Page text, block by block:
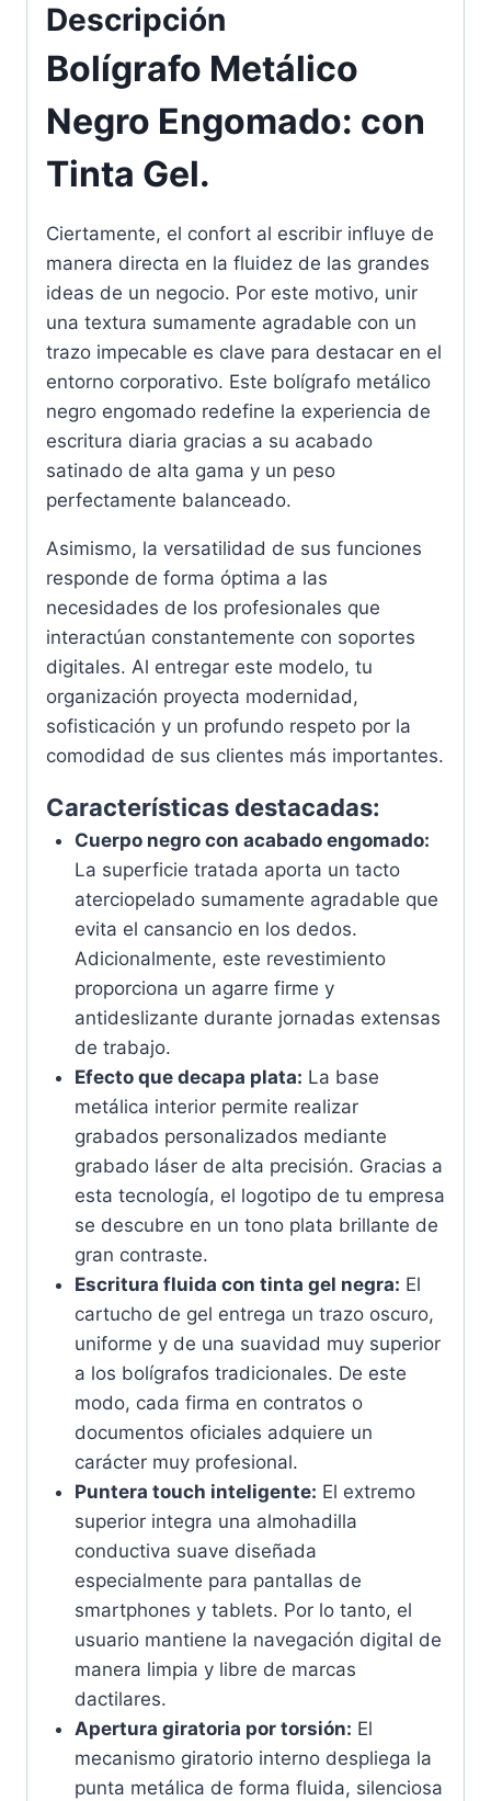
Descripción
Bolígrafo Metálico
Negro Engomado: con
Tinta Gel.
Ciertamente, el confort al escribir influye de
manera directa en la fluidez de las grandes
ideas de un negocio. Por este motivo, unir
una textura sumamente agradable con un
trazo impecable es clave para destacar en el
entorno corporativo. Este bolígrafo metálico
negro engomado redefine la experiencia de
escritura diaria gracias a su acabado
satinado de alta gama y un peso
perfectamente balanceado.
Asimismo, la versatilidad de sus funciones
responde de forma óptima a las
necesidades de los profesionales que
interactúan constantemente con soportes
digitales. Al entregar este modelo, tu
organización proyecta modernidad,
sofisticación y un profundo respeto por la
comodidad de sus clientes más importantes.
Características destacadas:
Cuerpo negro con acabado engomado:
La superficie tratada aporta un tacto
aterciopelado sumamente agradable que
evita el cansancio en los dedos.
Adicionalmente, este revestimiento
proporciona un agarre firme y
antideslizante durante jornadas extensas
de trabajo.
Efecto que decapa plata: La base
metálica interior permite realizar
grabados personalizados mediante
grabado láser de alta precisión. Gracias a
esta tecnología, el logotipo de tu empresa
se descubre en un tono plata brillante de
gran contraste.
Escritura fluida con tinta gel negra: El
cartucho de gel entrega un trazo oscuro,
uniforme y de una suavidad muy superior
a los bolígrafos tradicionales. De este
modo, cada firma en contratos o
documentos oficiales adquiere un
carácter muy profesional.
Puntera touch inteligente: El extremo
superior integra una almohadilla
conductiva suave diseñada
especialmente para pantallas de
smartphones y tablets. Por lo tanto, el
usuario mantiene la navegación digital de
manera limpia y libre de marcas
dactilares.
Apertura giratoria por torsión: El
mecanismo giratorio interno despliega la
punta metálica de forma fluida, silenciosa